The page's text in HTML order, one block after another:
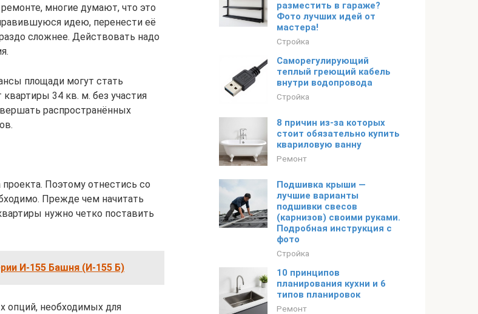
многие думают, что это
идею, перенести её
сложнее. Действовать надо
площади могут стать
34 кв. м. без участия
распространённых
Поэтому отнестись со
Прежде чем начитать
нужно четко поставить
И-155 Башня (И-155 Б)
опций, необходимых для
разместить в гараже?
Фото лучших идей от
мастера!
Стройка
Саморегулирующий
теплый греющий кабель
внутри водопровода
Стройка
8 причин из-за которых
стоит обязательно купить
квариловую ванну
Ремонт
Подшивка крыши —
лучшие варианты
подшивки свесов
(карнизов) своими руками.
Подробная инструкция с
фото
Стройка
10 принципов
планирования кухни и 6
типов планировок
Ремонт